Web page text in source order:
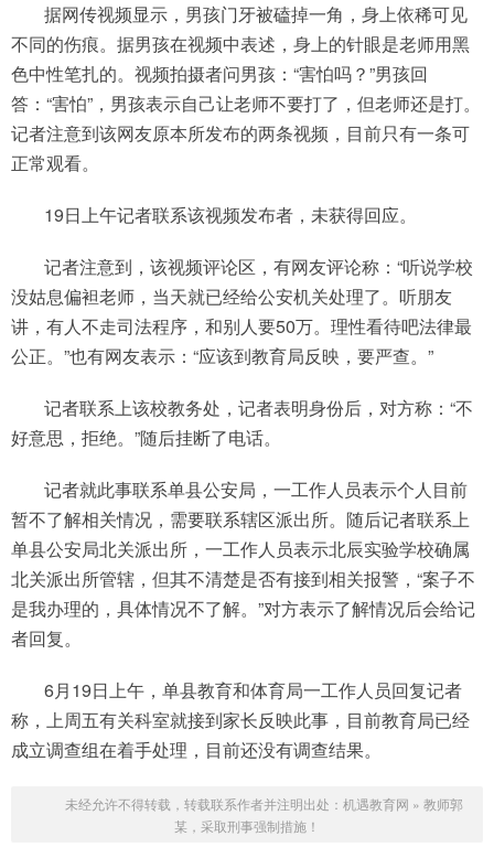
据网传视频显示，男孩门牙被磕掉一角，身上依稀可见
不同的伤痕。据男孩在视频中表述，身上的针眼是老师用黑
色中性笔扎的。视频拍摄者问男孩：“害怕吗？”男孩回
答：“害怕”，男孩表示自己让老师不要打了，但老师还是打。
记者注意到该网友原本所发布的两条视频，目前只有一条可
正常观看。
19日上午记者联系该视频发布者，未获得回应。
记者注意到，该视频评论区，有网友评论称：“听说学校
没姑息偏袒老师，当天就已经给公安机关处理了。听朋友
讲，有人不走司法程序，和别人要50万。理性看待吧法律最
公正。”也有网友表示：“应该到教育局反映，要严查。”
记者联系上该校教务处，记者表明身份后，对方称：“不
好意思，拒绝。”随后挂断了电话。
记者就此事联系单县公安局，一工作人员表示个人目前
暂不了解相关情况，需要联系辖区派出所。随后记者联系上
单县公安局北关派出所，一工作人员表示北辰实验学校确属
北关派出所管辖，但其不清楚是否有接到相关报警，“案子不
是我办理的，具体情况不了解。”对方表示了解情况后会给记
者回复。
6月19日上午，单县教育和体育局一工作人员回复记者
称，上周五有关科室就接到家长反映此事，目前教育局已经
成立调查组在着手处理，目前还没有调查结果。
未经允许不得转载，转载联系作者并注明出处： 机遇教育网 » 教师郭
某，采取刑事强制措施！